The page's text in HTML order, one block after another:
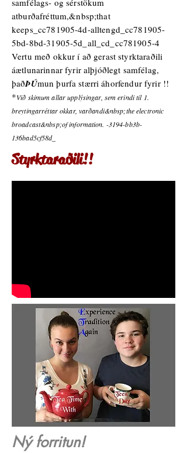
samfélags- og sérstökum
atburðafréttum,&nbsp;that
keeps_cc781905-4d-alltengd_cc781905-
5bd-8bd-31905-5d_all_cd_cc781905-4
Vertu með okkur í að gerast styrktaraðili
áætlunarinnar fyrir alþjóðlegt samfélag,
þaðÞÚmun þurfa stærri áhorfendur fyrir !!
*Við skimum allar upplýsingar, sem erindi til 1.
breytingarréttar okkar, varðandi&nbsp;the electronic
broadcast&nbsp;of information. -3194-bb3b-
136bad5cf58d_
Styrktaraðili!!
Ný forritun!